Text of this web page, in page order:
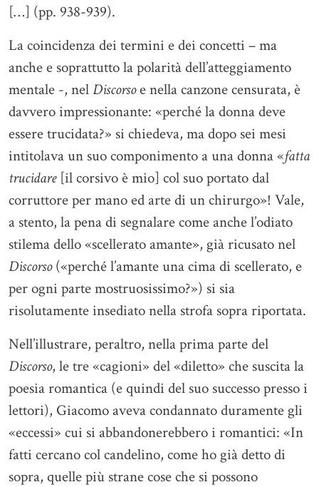
[…] (pp. 938-939).
La coincidenza dei termini e dei concetti – ma
anche e soprattutto la polarità dell’atteggiamento
mentale -, nelDiscorsoe nella canzone censurata, è
davvero impressionante: «perché la donna deve
essere trucidata?» si chiedeva, ma dopo sei mesi
intitolava un suo componimento a una donna «fatta
trucidare [il corsivo è mio] col suo portato dal
corruttore per mano ed arte di un chirurgo»! Vale,
a stento, la pena di segnalare come anche l’odiato
stilema dello «scellerato amante», già ricusato nel
Discorso(«perché l’amante una cima di scellerato, e
per ogni parte mostruosissimo?») si sia
risolutamente insediato nella strofa sopra riportata.
Nell’illustrare, peraltro, nella prima parte del
Discorso, le tre «cagioni» del «diletto» che suscita la
poesia romantica (e quindi del suo successo presso i
lettori), Giacomo aveva condannato duramente gli
«eccessi» cui si abbandonerebbero i romantici: «In
fatti cercano col candelino, come ho già detto di
sopra, quelle più strane cose che si possono